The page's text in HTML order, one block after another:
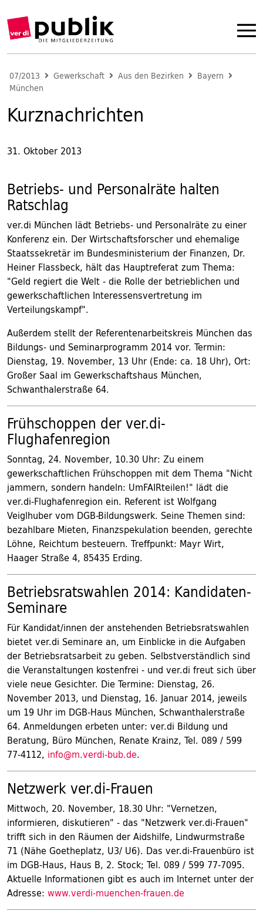
07/2013 Gewerkschaft Aus den Bezirken
Bayern
München
Kurznachrichten
31. Oktober 2013
Betriebs- und Personalräte halten
Ratschlag
ver.di München lädt Betriebs- und Personalräte zu einer
Konferenz ein. Der Wirtschaftsforscher und ehemalige
Staatssekretär im Bundesministerium der Finanzen, Dr.
Heiner Flassbeck, hält das Hauptreferat zum Thema:
"Geld regiert die Welt - die Rolle der betrieblichen und
gewerkschaftlichen Interessensvertretung im
Verteilungskampf".
Außerdem stellt der Referentenarbeitskreis München das
Bildungs- und Seminarprogramm 2014 vor. Termin:
Dienstag, 19. November, 13 Uhr (Ende: ca. 18 Uhr), Ort:
Großer Saal im Gewerkschaftshaus München,
Schwanthalerstraße 64.
Frühschoppen der ver.di-
Flughafenregion
Sonntag, 24. November, 10.30 Uhr: Zu einem
gewerkschaftlichen Frühschoppen mit dem Thema "Nicht
jammern, sondern handeln: UmFAIRteilen!" lädt die
ver.di-Flughafenregion ein. Referent ist Wolfgang
Veiglhuber vom DGB-Bildungswerk. Seine Themen sind:
bezahlbare Mieten, Finanzspekulation beenden, gerechte
Löhne, Reichtum besteuern. Treffpunkt: Mayr Wirt,
Haager Straße 4, 85435 Erding.
Betriebsratswahlen 2014: Kandidaten-
Seminare
Für Kandidat/innen der anstehenden Betriebsratswahlen
bietet ver.di Seminare an, um Einblicke in die Aufgaben
der Betriebsratsarbeit zu geben. Selbstverständlich sind
die Veranstaltungen kostenfrei - und ver.di freut sich über
viele neue Gesichter. Die Termine: Dienstag, 26.
November 2013, und Dienstag, 16. Januar 2014, jeweils
um 19 Uhr im DGB-Haus München, Schwanthalerstraße
64. Anmeldungen erbeten unter: ver.di Bildung und
Beratung, Büro München, Renate Krainz, Tel. 089 / 599
77-4112, info@m.verdi-bub.de.
Netzwerk ver.di-Frauen
Mittwoch, 20. November, 18.30 Uhr: "Vernetzen,
informieren, diskutieren" - das "Netzwerk ver.di-Frauen"
trifft sich in den Räumen der Aidshilfe, Lindwurmstraße
71 (Nähe Goetheplatz, U3/ U6). Das ver.di-Frauenbüro ist
im DGB-Haus, Haus B, 2. Stock; Tel. 089 / 599 77-7095.
Aktuelle Informationen gibt es auch im Internet unter der
Adresse: www.verdi-muenchen-frauen.de